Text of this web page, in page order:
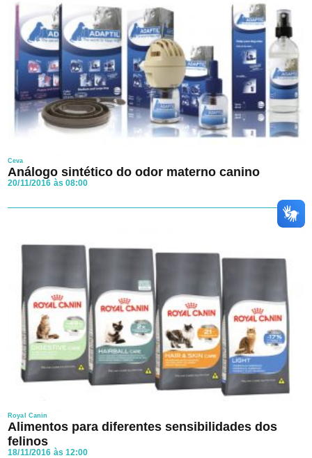
Ceva
Análogo sintético do odor materno canino
20/11/2016 às 08:00
Royal Canin
Alimentos para diferentes sensibilidades dos
felinos
18/11/2016 às 12:00
Ao avançar aceito osTermos e Condiçõese aPolítica de
Privacidade da Clínica veterinária.